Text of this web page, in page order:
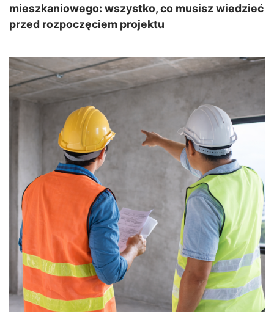
mieszkaniowego: wszystko, co musisz wiedzieć
przed rozpoczęciem projektu